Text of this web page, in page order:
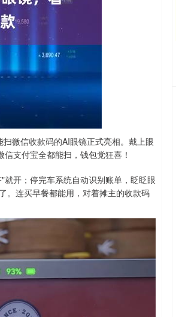
微信收款码的AI眼镜正式亮相。戴上眼
支付宝全都能扫，钱包党狂喜！
开；停完车系统自动识别账单，眨眨眼
。连买早餐都能用，对着摊主的收款码
14070.78